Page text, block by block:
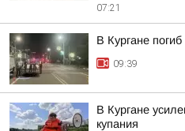
07:21
В Кургане
09:39
В Кургане
купания